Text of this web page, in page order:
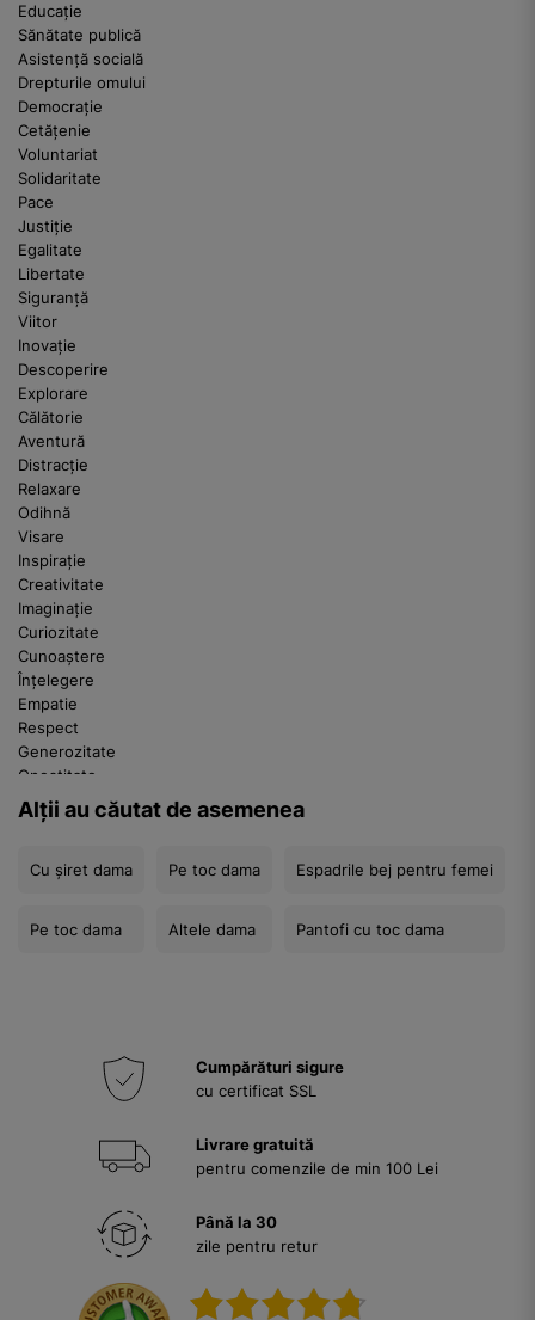
Educație
Sănătate publică
Asistență socială
Drepturile omului
Democrație
Cetățenie
Voluntariat
Solidaritate
Pace
Justiție
Egalitate
Libertate
Siguranță
Viitor
Inovație
Descoperire
Explorare
Călătorie
Aventură
Distracție
Relaxare
Odihnă
Visare
Inspirație
Creativitate
Imaginație
Curiozitate
Cunoaștere
Înțelegere
Empatie
Respect
Generozitate
Onestitate
Responsabilitate
Demnitate
Fericire
Familie
Alții au căutat de asemenea
Cu șiret dama
Pe toc dama
Pe toc dama
Altele dama
Espadrile bej pentru femei
Pantofi cu toc dama
Cumpărături sigure
cu certificat SSL
Livrare gratuită
pentru comenzile de min 100 Lei
Până la 30
zile pentru retur